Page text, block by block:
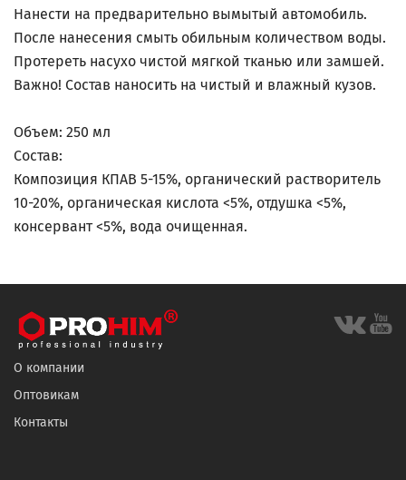
Нанести на предварительно вымытый автомобиль.
После нанесения смыть обильным количеством воды.
Протереть насухо чистой мягкой тканью или замшей.
Важно! Состав наносить на чистый и влажный кузов.
Объем: 250 мл
Состав:
Композиция КПАВ 5-15%, органический растворитель
10-20%, органическая кислота <5%, отдушка <5%,
консервант <5%, вода очищенная.
О компании
Оптовикам
Контакты